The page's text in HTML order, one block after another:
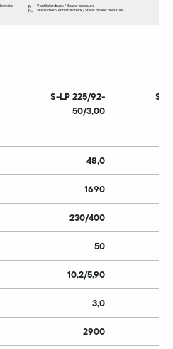
S-LP 225/92-
50/3,00
48,0
1690
230/400
50
10,2/5,90
3,0
2900
S-